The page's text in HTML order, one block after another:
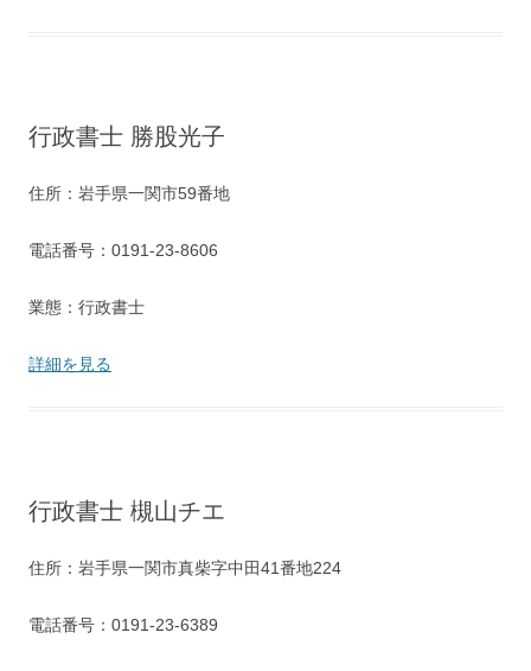
行政書士 勝股光子
住所：岩手県一関市59番地
電話番号：0191-23-8606
業態：行政書士
詳細を見る
行政書士 槻山チエ
住所：岩手県一関市真柴字中田41番地224
電話番号：0191-23-6389